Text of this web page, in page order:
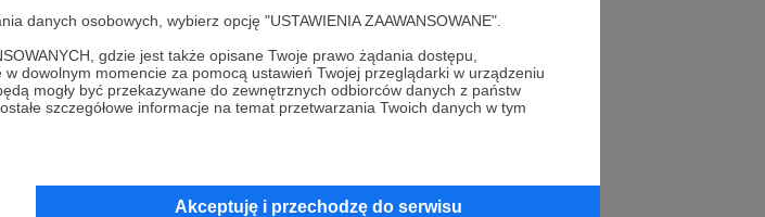
danych osobowych, wybierz opcję "USTAWIENIA ZAAWANSOWANE".
gdzie jest także opisane Twoje prawo żądania dostępu,
dowolnym momencie za pomocą ustawień Twojej przeglądarki w urządzeniu
mogły być przekazywane do zewnętrznych odbiorców danych z państw
szczegółowe informacje na temat przetwarzania Twoich danych w tym
Akceptuję i przechodzę do serwisu
bukmacherskie zakłady bukmacherskie bukmacherka